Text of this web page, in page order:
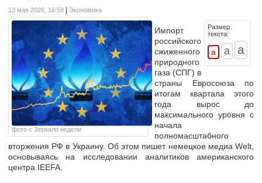
13 мая 2026, 16:59 Экономика
фото с Зеркало недели
Размер
текста:
Импорт
российского
сжиженного
природного
газа (СПГ) в
страны Евросоюза по
итогам квартала этого
года вырос до
максимального уровня с
начала
полномасштабного
вторжения РФ в Украину. Об этом пишет немецкое медиа Welt,
основываясь на исследовании аналитиков американского
центра IEEFA.